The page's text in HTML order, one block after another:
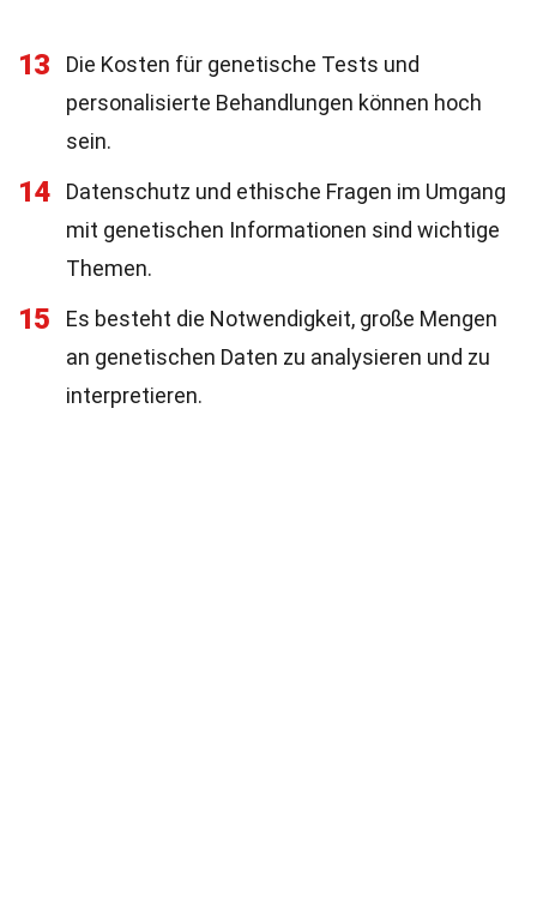
13
Die Kosten für genetische Tests und
personalisierte Behandlungen können hoch
sein.
14
Datenschutz und ethische Fragen im Umgang
mit genetischen Informationen sind wichtige
Themen.
15
Es besteht die Notwendigkeit, große Mengen
an genetischen Daten zu analysieren und zu
interpretieren.